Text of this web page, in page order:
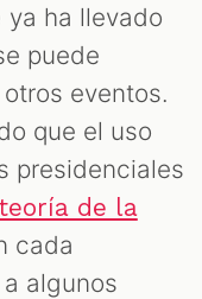
ya ha llevado
puede
eventos.
que el uso
presidenciales
teoría de la
cada
algunos